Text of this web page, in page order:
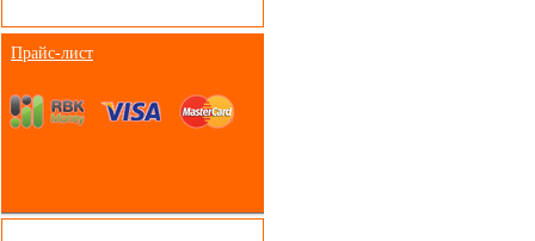
Прайс-лист